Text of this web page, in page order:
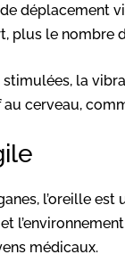
déplacement
plus le
la
cerveau,
l’oreille
médicaux.